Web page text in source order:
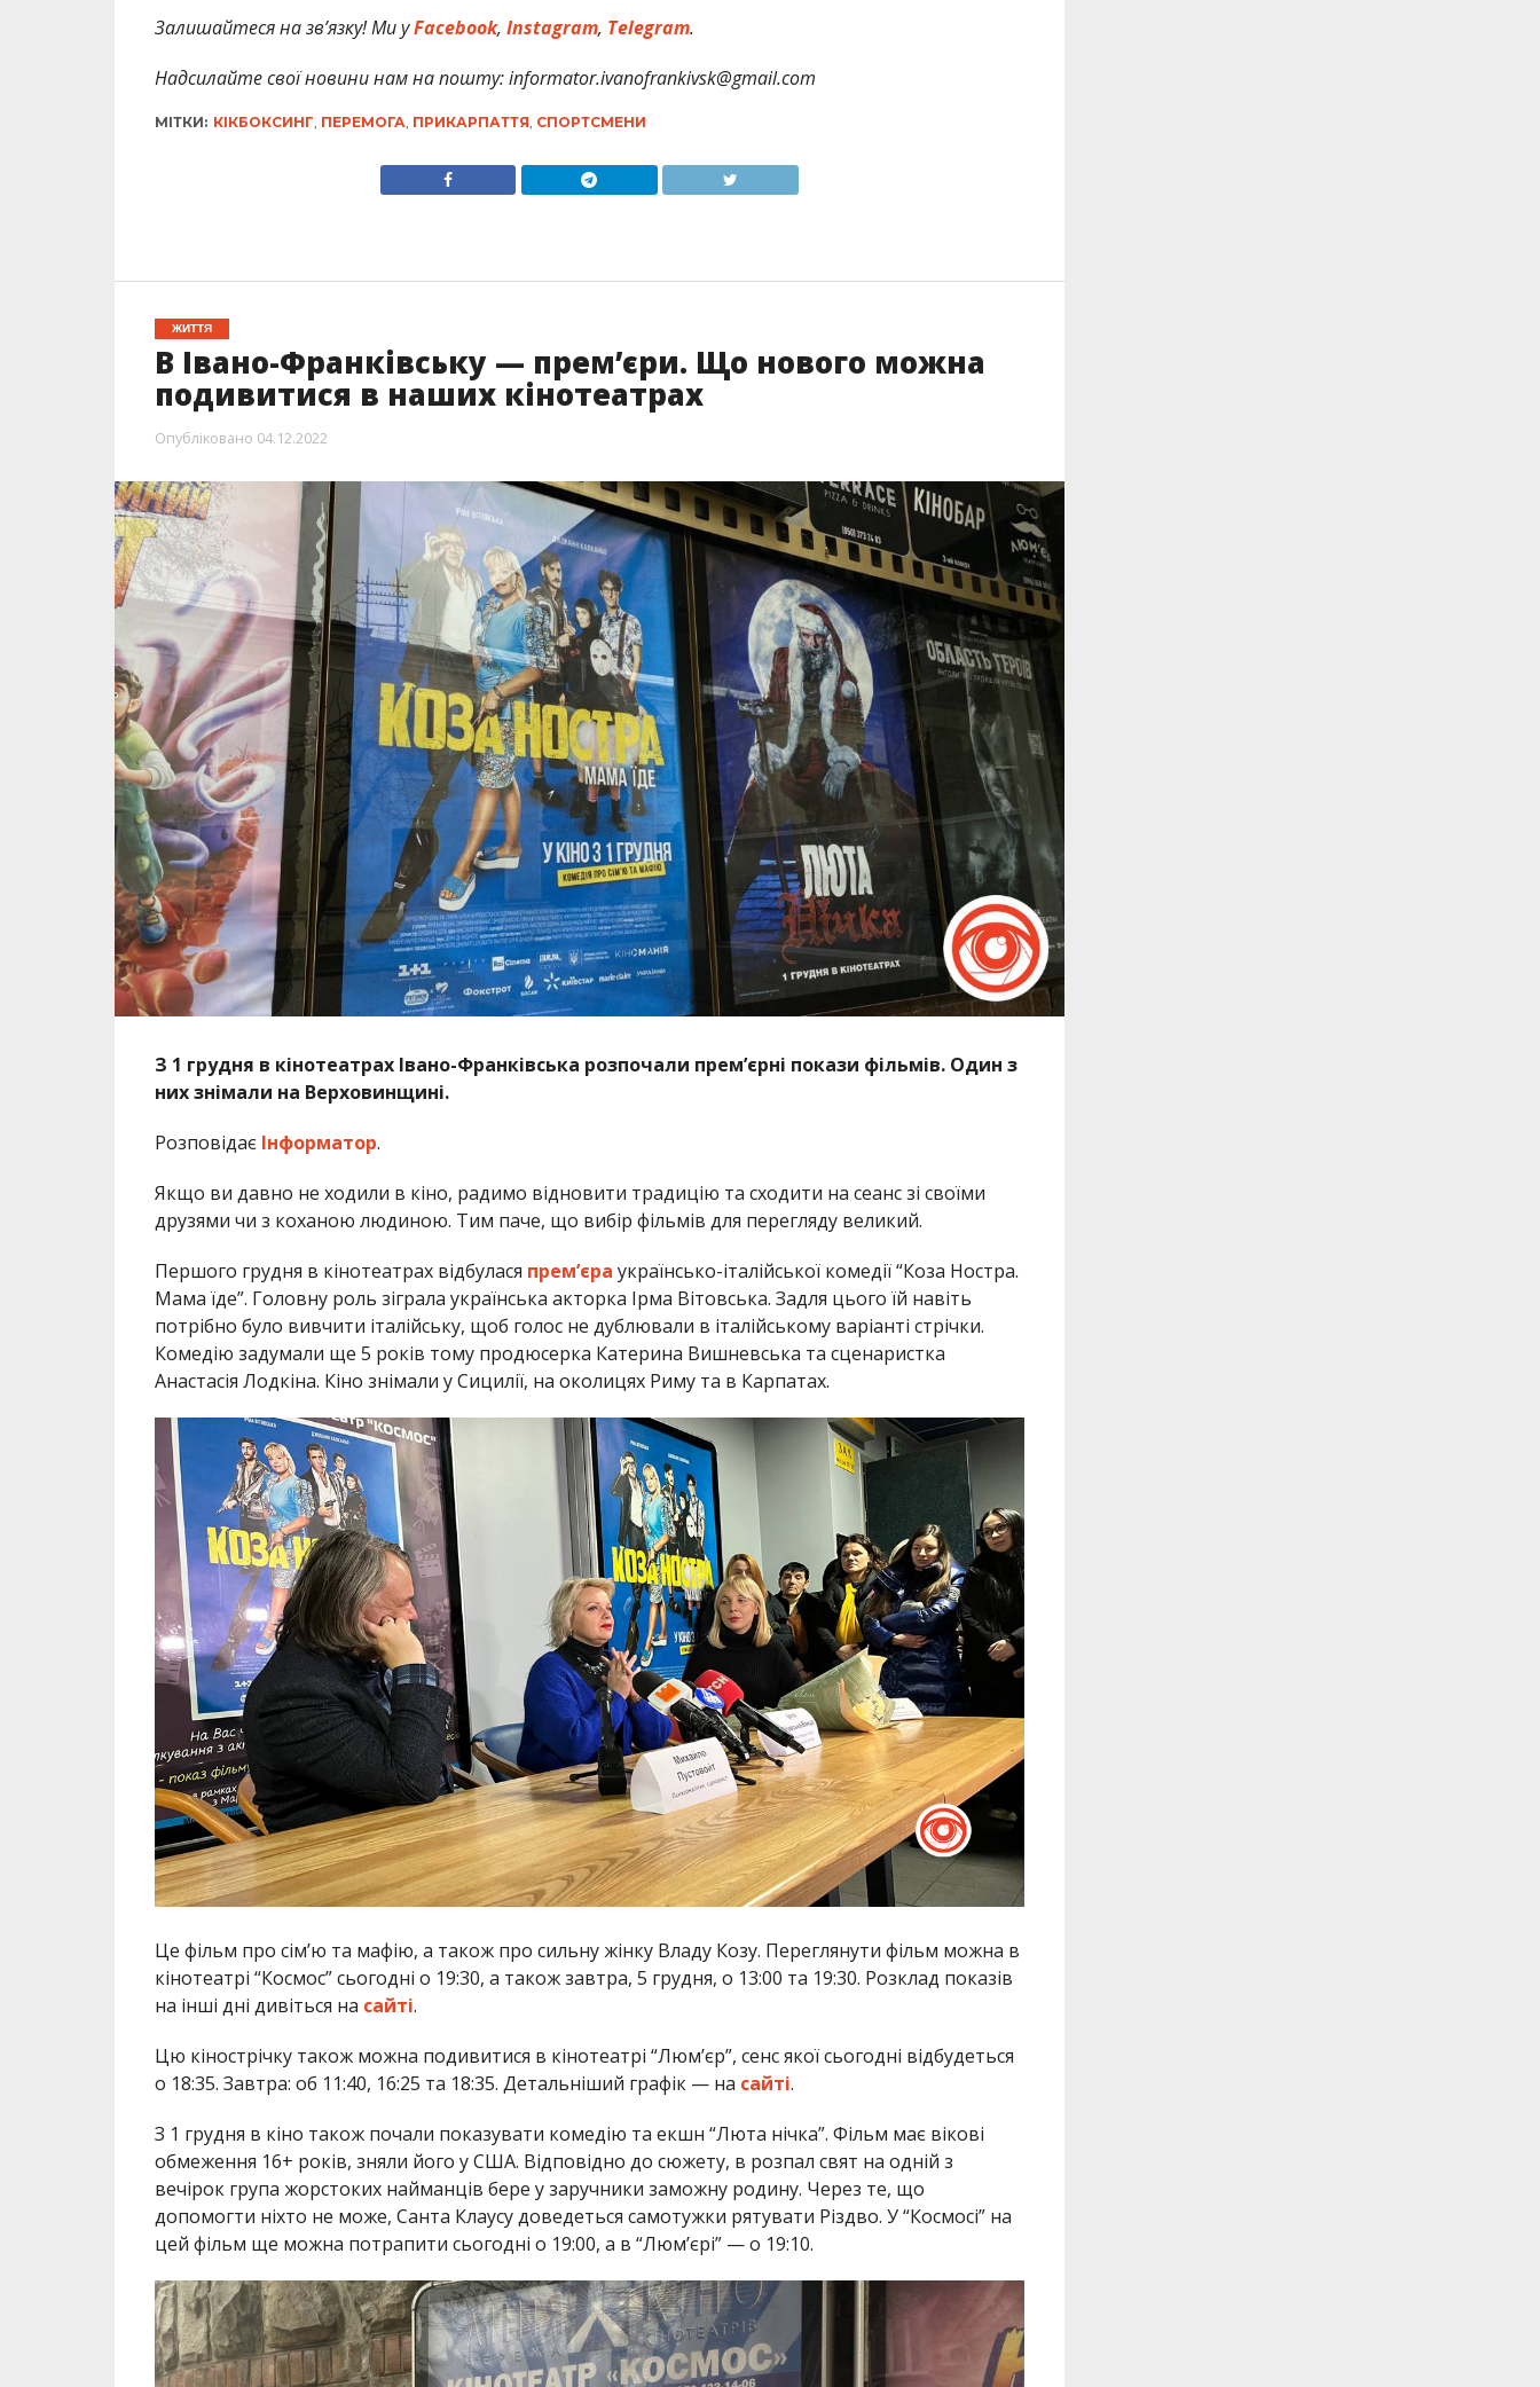
Залишайтеся на зв’язку! Ми уFacebook, Instagram, Telegram.
Надсилайте свої новини нам на пошту: informator.ivanofrankivsk@gmail.com
МІТКИ: КІКБОКСИНГ, ПЕРЕМОГА, ПРИКАРПАТТЯ, СПОРТСМЕНИ
ЖИТТЯ
В Івано-Франківську — прем’єри. Що нового можна
подивитися в наших кінотеатрах
Опубліковано 04.12.2022
З 1 грудня в кінотеатрах Івано-Франківська розпочали прем’єрні покази фільмів. Один з
них знімали на Верховинщині.
Розповідає Інформатор.
Якщо ви давно не ходили в кіно, радимо відновити традицію та сходити на сеанс зі своїми
друзями чи з коханою людиною. Тим паче, що вибір фільмів для перегляду великий.
Першого грудня в кінотеатрах відбулася прем’єра українсько-італійської комедії “Коза Ностра.
Мама їде”. Головну роль зіграла українська акторка Ірма Вітовська. Задля цього їй навіть
потрібно було вивчити італійську, щоб голос не дублювали в італійському варіанті стрічки.
Комедію задумали ще 5 років тому продюсерка Катерина Вишневська та сценаристка
Анастасія Лодкіна. Кіно знімали у Сицилії, на околицях Риму та в Карпатах.
Це фільм про сім’ю та мафію, а також про сильну жінку Владу Козу. Переглянути фільм можна в
кінотеатрі “Космос” сьогодні о 19:30, а також завтра, 5 грудня, о 13:00 та 19:30. Розклад показів
на інші дні дивіться на сайті.
Цю кінострічку також можна подивитися в кінотеатрі “Люм’єр”, сенс якої сьогодні відбудеться
о 18:35. Завтра: об 11:40, 16:25 та 18:35. Детальніший графік — на сайті.
З 1 грудня в кіно також почали показувати комедію та екшн “Люта нічка”. Фільм має вікові
обмеження 16+ років, зняли його у США. Відповідно до сюжету, в розпал свят на одній з
вечірок група жорстоких найманців бере у заручники заможну родину. Через те, що
допомогти ніхто не може, Санта Клаусу доведеться самотужки рятувати Різдво. У “Космосі” на
цей фільм ще можна потрапити сьогодні о 19:00, а в “Люм’єрі” — о 19:10.